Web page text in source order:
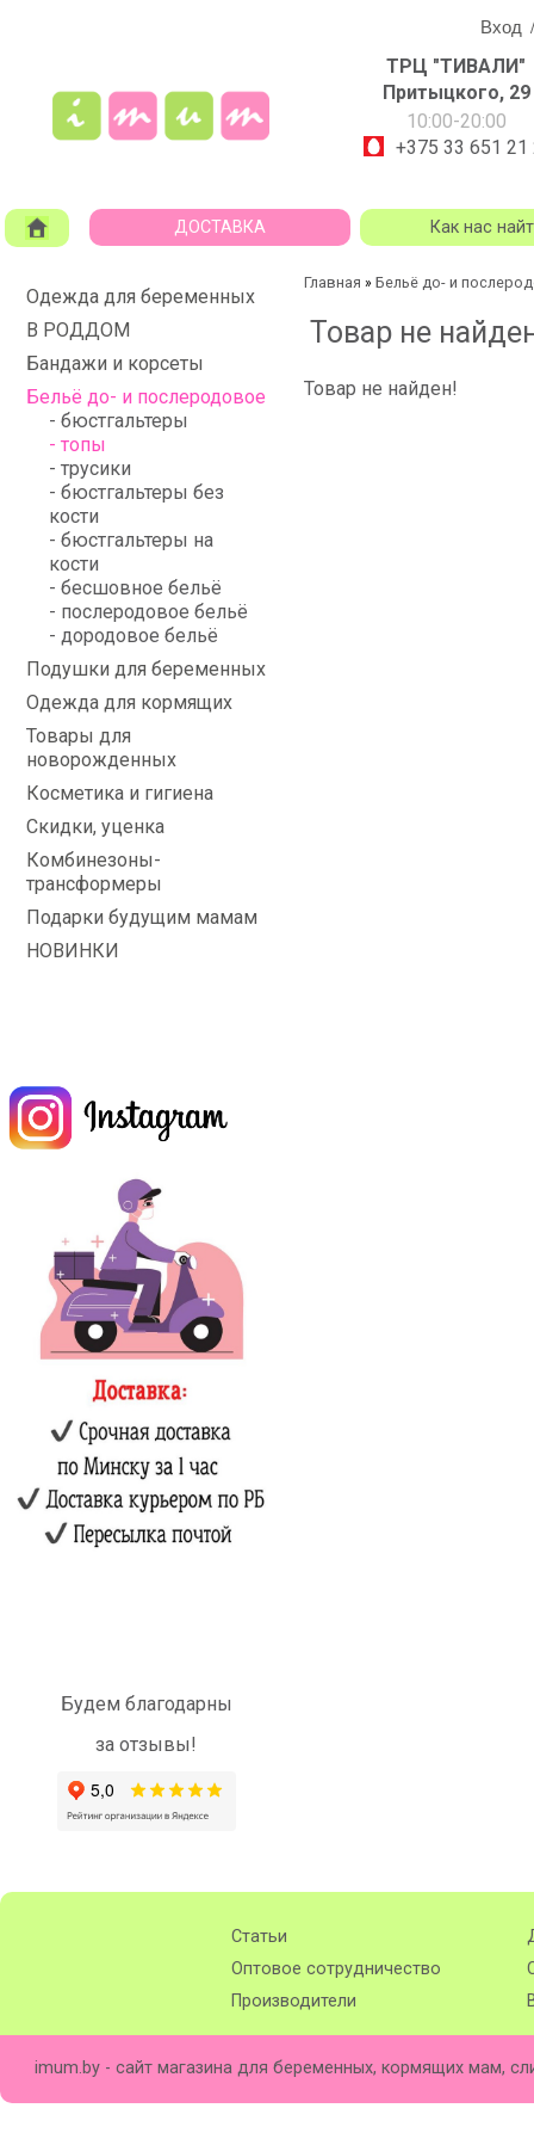
Вход
ТРЦ "ТИВАЛИ"
Притыцкого, 29
10:00-20:00
+375 33 651 21
ДОСТАВКА Как нас
Одежда для беременных
В РОДДОМ
Бандажи и корсеты
Бельё до- и послеродовое
- бюстгальтеры
- топы
- трусики
- бюстгальтеры без
кости
- бюстгальтеры на
кости
- бесшовное бельё
- послеродовое бельё
- дородовое бельё
Подушки для беременных
Одежда для кормящих
Товары для
новорожденных
Косметика и гигиена
Скидки, уценка
Комбинезоны-
трансформеры
Подарки будущим мамам
НОВИНКИ
Будем благодарны
за отзывы!
Главная » Бельё до- и
Товар не
Товар не найден!
Статьи
Оптовое сотрудничество
Производители
imum.by - сайт магазина для беременных, кормящих мам,